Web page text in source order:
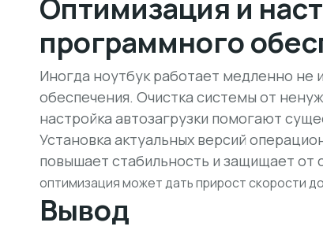
Оптимизация и
программного
Иногда ноутбук работает медленно не
обеспечения. Очистка системы от
настройка автозагрузки помогают
Установка актуальных версий
повышает стабильность и защищает от
оптимизация может дать прирост скорости
Вывод